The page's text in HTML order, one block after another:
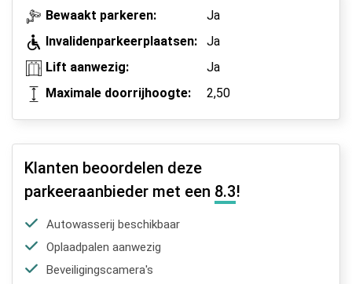
Bewaakt parkeren:
Ja
Invalidenparkeerplaatsen:
Ja
Lift aanwezig:
Ja
Maximale doorrijhoogte:
2,50
Klanten beoordelen deze
parkeeraanbieder met een 8.3!
Autowasserij beschikbaar
Oplaadpalen aanwezig
Beveiligingscamera's